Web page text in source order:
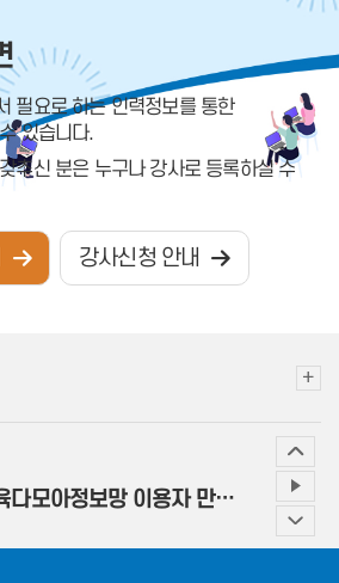
필요로 하는 인력정보를 통한
있습니다.
추신 분은 누구나 강사로 등록하실 수
강사신청 안내
+
영 방침 안내
2025년 제주평생교육다모아정보망 이용자 만족도조...